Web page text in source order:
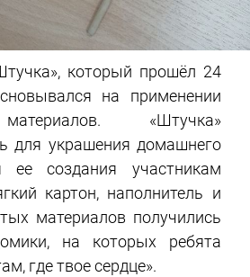
который прошёл 24
на применении
«Штучка»
для украшения домашнего
ее создания участникам
картон, наполнитель и
материалов получились
на которых ребята
где твое сердце».